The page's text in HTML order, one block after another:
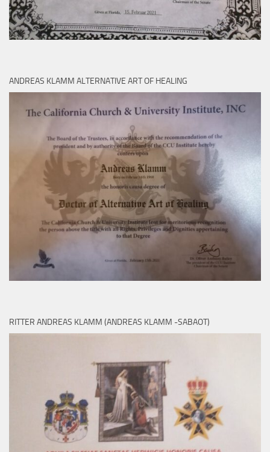
ANDREAS KLAMM ALTERNATIVE ART OF HEALING
RITTER ANDREAS KLAMM (ANDREAS KLAMM -SABAOT)